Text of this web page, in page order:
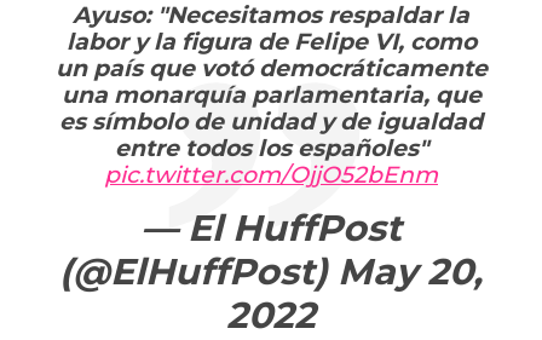
Ayuso: "Necesitamos respaldar la
labor y la figura de Felipe VI, como
un país que votó democráticamente
una monarquía parlamentaria, que
es símbolo de unidad y de igualdad
entre todos los españoles"
pic.twitter.com/OjjO52bEnm
— El HuffPost
(@ElHuffPost) May 20,
2022